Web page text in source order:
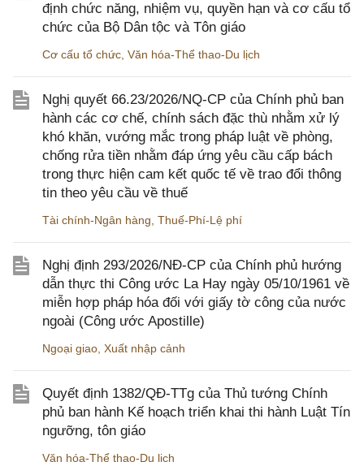
định chức năng, nhiệm vụ, quyền hạn và cơ cấu tổ
chức của Bộ Dân tộc và Tôn giáo
Cơ cấu tổ chức, Văn hóa-Thể thao-Du lịch
Nghị quyết 66.23/2026/NQ-CP của Chính phủ ban
hành các cơ chế, chính sách đặc thù nhằm xử lý
khó khăn, vướng mắc trong pháp luật về phòng,
chống rửa tiền nhằm đáp ứng yêu cầu cấp bách
trong thực hiện cam kết quốc tế về trao đổi thông
tin theo yêu cầu về thuế
Tài chính-Ngân hàng, Thuế-Phí-Lệ phí
Nghị định 293/2026/NĐ-CP của Chính phủ hướng
dẫn thực thi Công ước La Hay ngày 05/10/1961 về
miễn hợp pháp hóa đối với giấy tờ công của nước
ngoài (Công ước Apostille)
Ngoại giao, Xuất nhập cảnh
Quyết định 1382/QĐ-TTg của Thủ tướng Chính
phủ ban hành Kế hoạch triển khai thi hành Luật Tín
ngưỡng, tôn giáo
Văn hóa-Thể thao-Du lịch